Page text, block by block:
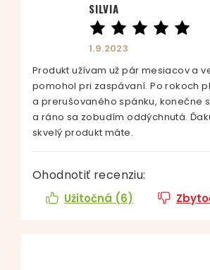
SILVIA
1.9.2023
Produkt užívam už pár mesiacov a
pomohol pri zaspávaní. Po rokoch
a prerušovaného spánku, konečne
a ráno sa zobudím oddýchnutá.
skvelý produkt máte.
Ohodnotiť recenziu:
Užitočná (6)